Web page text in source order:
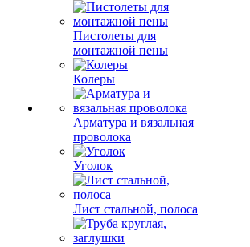
Пистолеты для
монтажной пены
Колеры
Арматура и вязальная
проволока
Уголок
Лист стальной, полоса